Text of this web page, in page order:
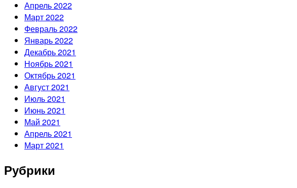
Апрель 2022
Март 2022
Февраль 2022
Январь 2022
Декабрь 2021
Ноябрь 2021
Октябрь 2021
Август 2021
Июль 2021
Июнь 2021
Май 2021
Апрель 2021
Март 2021
Рубрики